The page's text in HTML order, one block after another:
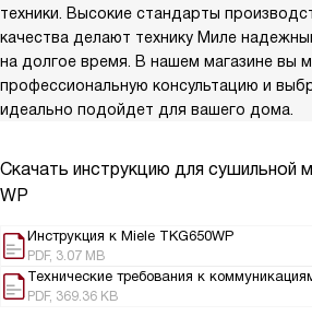
техники. Высокие стандарты
качества делают технику Миле
на долгое время. В нашем магазине вы
профессиональную консультацию и
идеально подойдет для вашего дома.
Скачать инструкцию для сушильной
WP
Инструкция к Miele TKG650WP
PDF, 3.07 MB
Технические требования к
PDF, 369.36 KB